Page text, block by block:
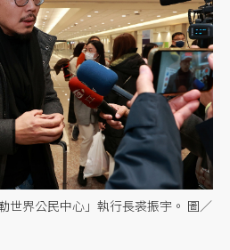
世界公民中心」執行長裘振宇。 圖／